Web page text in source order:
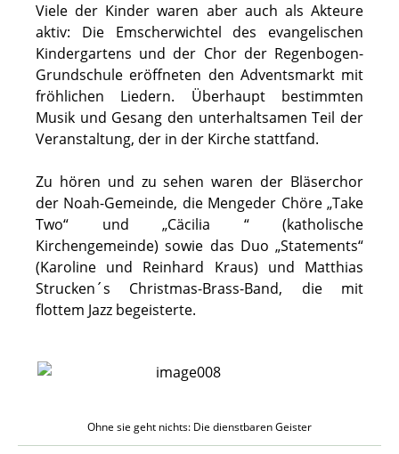
Viele der Kinder waren aber auch als Akteure
aktiv: Die Emscherwichtel des evangelischen
Kindergartens und der Chor der Regenbogen-
Grundschule eröffneten den Adventsmarkt mit
fröhlichen Liedern. Überhaupt bestimmten
Musik und Gesang den unterhaltsamen Teil der
Veranstaltung, der in der Kirche stattfand.
Zu hören und zu sehen waren der Bläserchor
der Noah-Gemeinde, die Mengeder Chöre „Take
Two“ und „Cäcilia “ (katholische
Kirchengemeinde) sowie das Duo „Statements“
(Karoline und Reinhard Kraus) und Matthias
Strucken´s Christmas-Brass-Band, die mit
flottem Jazz begeisterte.
Ohne sie geht nichts: Die dienstbaren Geister